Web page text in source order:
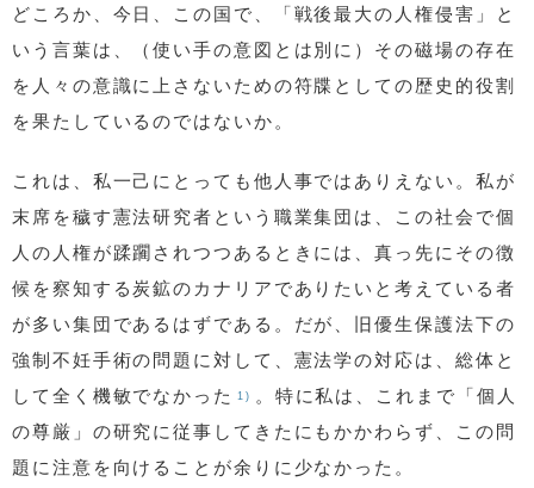
どころか、今日、この国で、「戦後最大の人権侵害」と
いう言葉は、（使い手の意図とは別に）その磁場の存在
を人々の意識に上さないための符牒としての歴史的役割
を果たしているのではないか。
これは、私一己にとっても他人事ではありえない。私が
末席を穢す憲法研究者という職業集団は、この社会で個
人の人権が蹂躙されつつあるときには、真っ先にその徴
候を察知する炭鉱のカナリアでありたいと考えている者
が多い集団であるはずである。だが、旧優生保護法下の
強制不妊手術の問題に対して、憲法学の対応は、総体と
して全く機敏でなかった
1)
。特に私は、これまで「個人
の尊厳」の研究に従事してきたにもかかわらず、この問
題に注意を向けることが余りに少なかった。